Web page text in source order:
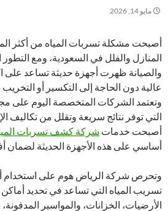
مايو 14, 2026
أصبحت مشكلة تسربات المياه من أكثر
المنازل والفلل في السعودية، ومع
والصيانة ظهرت أجهزة حديثة تساعد على
عالية دون الحاجة إلى التكسير أو
وتعتمد الشركات المتخصصة اليوم على
التي توفر نتائج سريعة وتقلل من تكاليف
أصبحت خدمات شركة كشف تسربات
أساسي على هذه الأجهزة الحديثة
وتحرص شركة الرياض هوم على
تسريب المياه التي تساعد في تحديد
الأرضيات، الخزانات، والمواسير